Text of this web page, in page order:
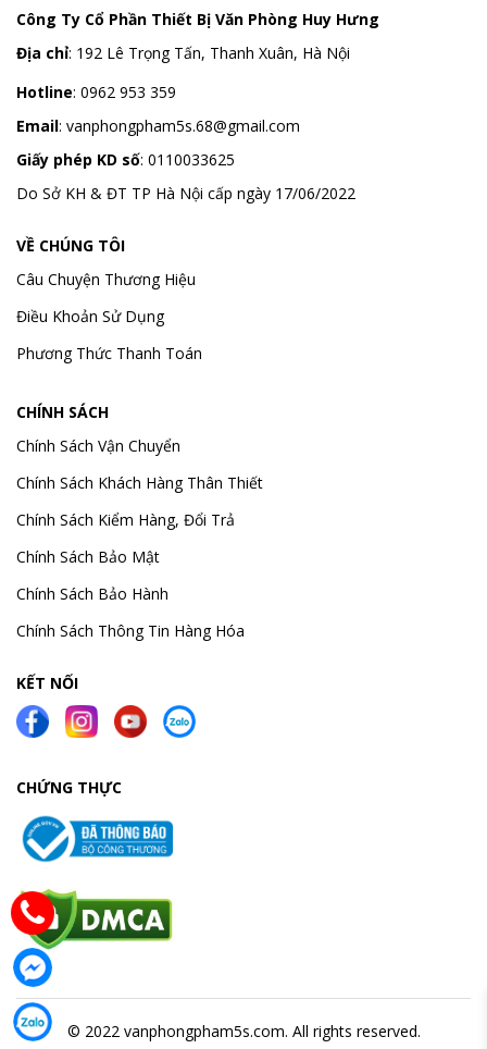
Công Ty Cổ Phần Thiết Bị Văn Phòng Huy Hưng
Địa chỉ: 192 Lê Trọng Tấn, Thanh Xuân, Hà Nội
Hotline: 0962 953 359
Email: vanphongpham5s.68@gmail.com
Giấy phép KD số: 0110033625
Do Sở KH & ĐT TP Hà Nội cấp ngày 17/06/2022
VỀ CHÚNG TÔI
Câu Chuyện Thương Hiệu
Điều Khoản Sử Dụng
Phương Thức Thanh Toán
CHÍNH SÁCH
Chính Sách Vận Chuyển
Chính Sách Khách Hàng Thân Thiết
Chính Sách Kiểm Hàng, Đổi Trả
Chính Sách Bảo Mật
Chính Sách Bảo Hành
Chính Sách Thông Tin Hàng Hóa
KẾT NỐI
CHỨNG THỰC
© 2022 vanphongpham5s.com. All rights reserved.